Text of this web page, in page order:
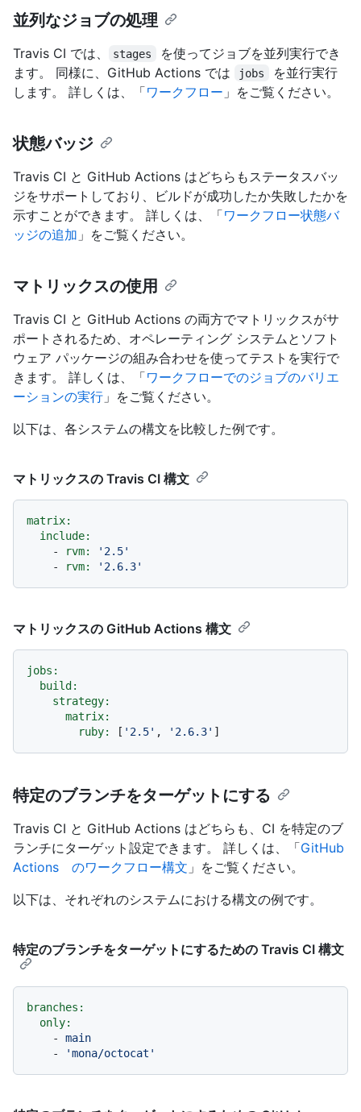
並列なジョブの処理
Travis CI では、 stages
を使ってジョブを並列実行でき
ます。 同様に、GitHub Actions では
jobs
を並行実行
します。 詳しくは、「ワークフロー 」をご覧ください。
状態バッジ
Travis CI と GitHub Actions はどちらもステータスバッ
ジをサポートしており、ビルドが成功したか失敗したかを
示すことができます。 詳しくは、「ワークフロー状態バ
ッジの追加 」をご覧ください。
マトリックスの使用
Travis CI と GitHub Actions の両方でマトリックスがサ
ポートされるため、オペレーティング システムとソフト
ウェア パッケージの組み合わせを使ってテストを実行で
きます。 詳しくは、「ワークフローでのジョブのバリエ
ーションの実行 」をご覧ください。
以下は、各システムの構文を比較した例です。
マトリックスの Travis CI 構文
matrix:
include:
-
rvm:
'2.5'
-
rvm: '2.6.3'
マトリックスの GitHub Actions 構文
jobs:
build:
strategy:
matrix:
ruby:
[ '2.5' , '2.6.3'
特定のブランチをターゲットにする
Travis CI と GitHub Actions はどちらも、CI を特定のブ
ランチにターゲット設定できます。 詳しくは、「GitHub
Actions のワークフロー構文 」をご覧ください。
以下は、それぞれのシステムにおける構文の例です。
特定のブランチをターゲットにするための Travis CI 構文
branches:
only:
-
main
-
'mona/octocat'